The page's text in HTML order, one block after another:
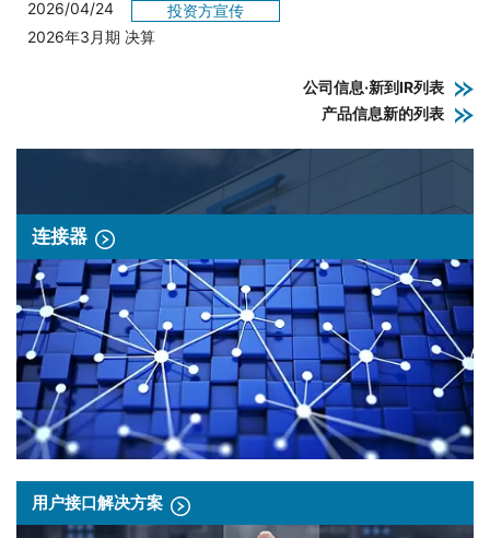
2026/04/24
投资方宣传
2026年3月期 决算
公司信息·新到IR列表
产品信息新的列表
连接器
用户接口解决方案